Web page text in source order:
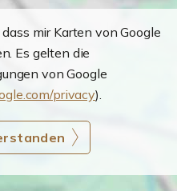
mir Karten von Google
Es gelten die
von Google
privacy).